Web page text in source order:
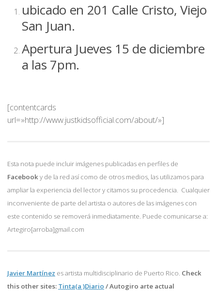
ubicado en 201 Calle Cristo, Viejo
San Juan.
Apertura Jueves 15 de diciembre
a las 7pm.
[contentcards
url=»http://www.justkidsofficial.com/about/»]
Esta nota puede incluir imágenes publicadas en perfiles de
Facebooky de la red así como de otros medios, las utilizamos para
ampliar la experiencia del lector y citamos su procedencia. Cualquier
inconveniente de parte del artista o autores de las imágenes con
este contenido se removerá inmediatamente. Puede comunicarse a:
Artegiro[arroba]gmail.com
Javier Martínez es artista multidisciplinario de Puerto Rico. Check
this other sites: Tinta(a )Diario /Autogiro arte actual